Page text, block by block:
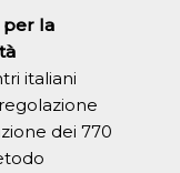
per la
italiani
dei 770